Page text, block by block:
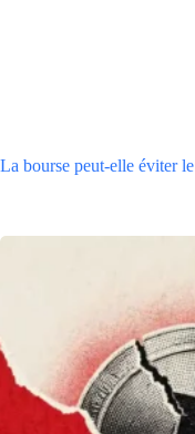
La bourse peut-elle éviter